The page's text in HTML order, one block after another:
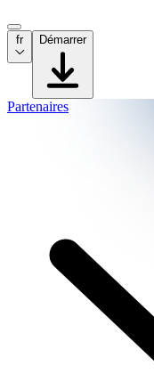
fr Démarrer
Partenaires